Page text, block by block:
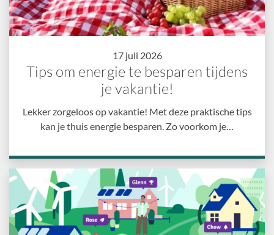
17 juli 2026
Tips om energie te besparen tijdens
je vakantie!
Lekker zorgeloos op vakantie! Met deze praktische tips
kan je thuis energie besparen. Zo voorkom je…